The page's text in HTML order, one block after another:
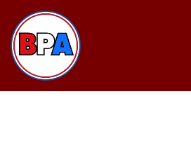
naar
de
inhoud